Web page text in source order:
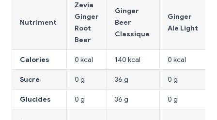
Nutriment
Zevia
Ginger
Root
Beer
Ginger
Beer
Classique
Ginger
Ale Light
Calories 0 kcal 140 kcal 0 kcal
Sucre 0 g 36 g 0 g
Glucides 0 g 36 g 0 g